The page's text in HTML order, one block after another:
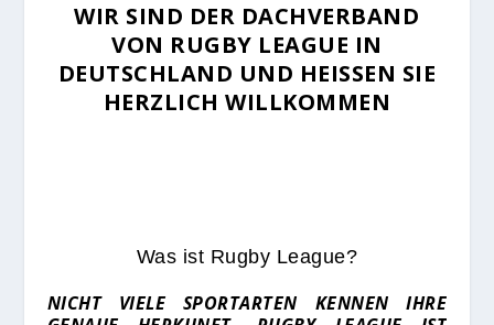
WIR SIND DER DACHVERBAND
VON RUGBY LEAGUE IN
DEUTSCHLAND UND HEISSEN SIE H
ERZLICH WILLKOMMEN
Was ist Rugby League?
NICHT VIELE SPORTARTEN KENNEN IHRE